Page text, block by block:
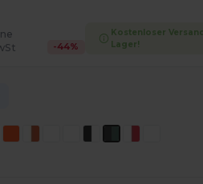
-44%
Kostenloser
Lager!